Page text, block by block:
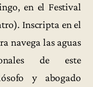
en el Festival
Inscripta en el
navega las aguas
de este
y abogado